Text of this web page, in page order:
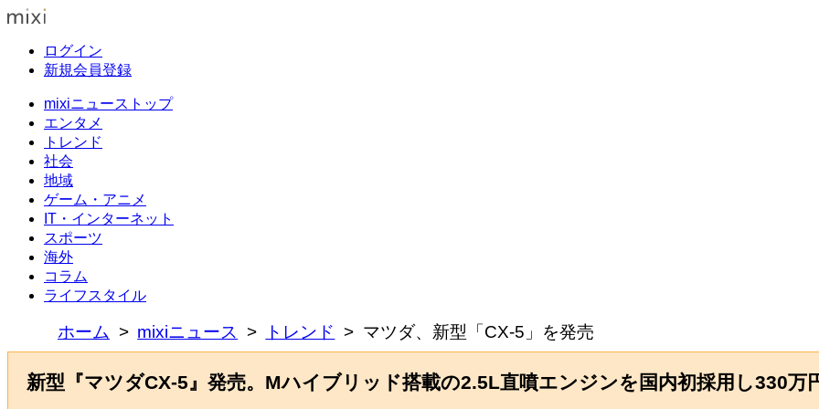
ログイン
新規会員登録
mixiニューストップ
エンタメ
トレンド
社会
地域
ゲーム・アニメ
IT・インターネット
スポーツ
海外
コラム
ライフスタイル
ホーム mixiニュース トレンド マツダ、新型「CX-5」を発売
新型『マツダCX-5』発売。Mハイブリッド搭載の2.5L直噴エンジンを国内初採用し330万